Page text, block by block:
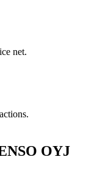
net.
OYJ